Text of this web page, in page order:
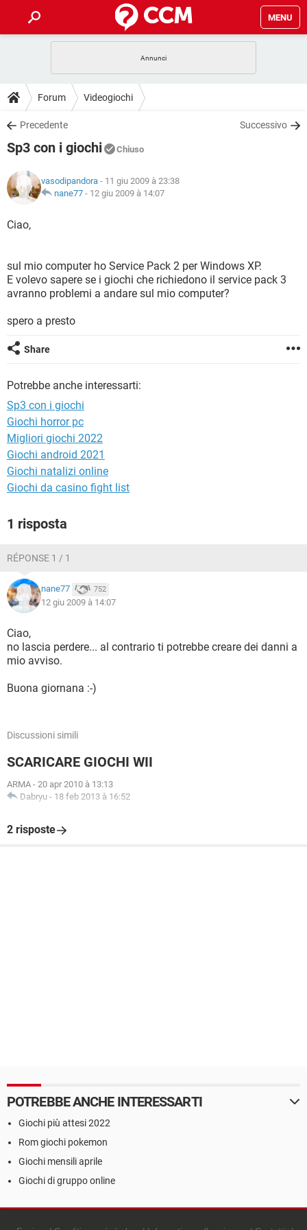
MENU
INTRATTENIMENTO
iOS
INSTAGRAM
TIKTOK
HARDWARE
GUIDE
COVID-19
INSTAGRAM WHATSAPP
HARDWARE
DOWNLOAD
COVID-19
INTRATTENIMENTO
iOS
INSTAGRAM
HARDWARE
FORUM
COVID-19 GAMING
iOS
TIKTOK FACEBOOK
HARDWARE
GLOSSARIO
COVID-19
iOS WINDOWS 10
WHATSAPP
Forum Videogiochi
Precedente Successivo
Sp3 con i giochi Chiuso
vasodipandora - 11 giu 2009 à 23:38
nane77 - 12 giu 2009 à 14:07
Ciao,
sul mio computer ho Service Pack 2 per Windows XP.
E volevo sapere se i giochi che richiedono il service pack 3
avranno problemi a andare sul mio computer?
spero a presto
Share
Potrebbe anche interessarti:
Sp3 con i giochi
Giochi horror pc
Migliori giochi 2022
Giochi android 2021
Giochi natalizi online
Giochi da casino fight list
1 risposta
RÉPONSE 1 / 1
nane77 752
12 giu 2009 à 14:07
Ciao,
no lascia perdere... al contrario ti potrebbe creare dei danni a
mio avviso.
Buona giornana :-)
Discussioni simili
SCARICARE GIOCHI WII
ARMA - 20 apr 2010 à 13:13
Dabryu - 18 feb 2013 à 16:52
2 risposte
POTREBBE ANCHE INTERESSARTI
Giochi più attesi 2022
Rom giochi pokemon
Giochi mensili aprile
Giochi di gruppo online